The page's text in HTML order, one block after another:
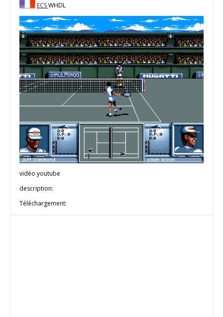
ECSWHDL
vidéo youtube
description:
Téléchargement: